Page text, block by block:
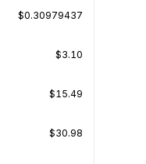
$0.30979437
$3.10
$15.49
$30.98